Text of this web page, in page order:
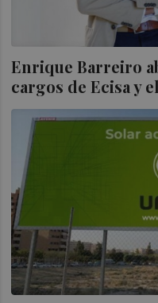
Enrique Barreiro
cargos de Ecisa y